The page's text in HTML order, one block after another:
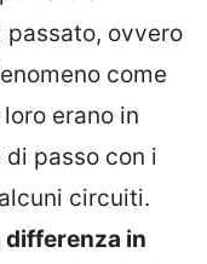
passato, ovvero
come
erano in
passo con i
circuiti.
differenza in